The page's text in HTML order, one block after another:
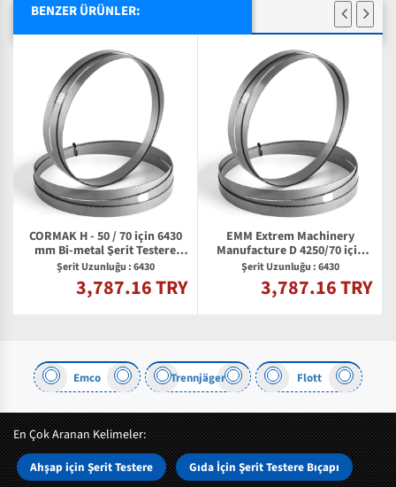
BENZER ÜRÜNLER:
CORMAK H - 50 / 70 için 6430
mm Bi-metal Şerit Testere
Bıçağı
Şerit Uzunluğu : 6430
3,787.16 TRY
EMM Extrem Machinery
Manufacture D 4250/70 için
6430 mm Bi-metal Şerit
Testere Bıçağı
Şerit Uzunluğu : 6430
3,787.16 TRY
Emco Trennjäger Flott
En Çok Aranan Kelimeler:
Ahşap için Şerit Testere Gıda İçin Şerit Testere Bıçapı